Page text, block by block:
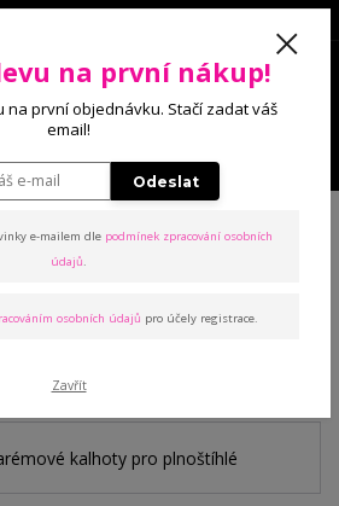
0 Kč
kalhoty
na první nákup!
na první objednávku. Stačí zadat váš
email!
Odeslat
e-mailem dle podmínek zpracování osobních
údajů.
osobních údajů pro účely registrace.
Zavřít